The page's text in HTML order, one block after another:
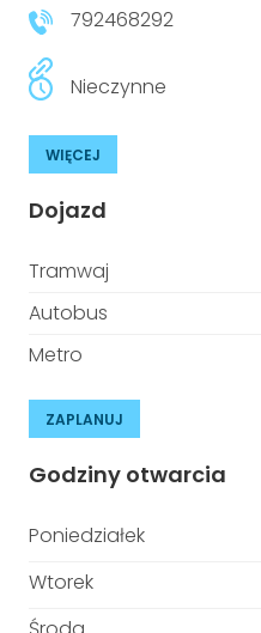
792468292
Nieczynne
WIĘCEJ
Dojazd
Tramwaj
Autobus
Metro
ZAPLANUJ
Godziny otwarcia
Poniedziałek
Wtorek